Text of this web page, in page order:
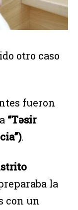
otro caso
fueron
“Təsir
.
la
con un